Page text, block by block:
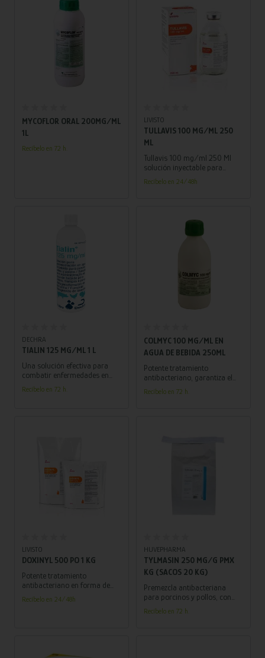
MYCOFLOR ORAL 200MG/ML
1L
Recíbelo en 72 h.
LIVISTO
TULLAVIS 100 MG/ML 250
ML
Tullavis 100 mg/ml 250 Ml
solución inyectable para
bovino, porcino y ovino.
Recíbelo en 24/48h
DECHRA
TIALIN 125 MG/ML 1 L
Una solución efectiva para
combatir enfermedades en
porcinos, pollos y pavos,
incluyendo disentería,
Recíbelo en 72 h.
COLMYC 100 MG/ML EN
AGUA DE BEBIDA 250ML
Potente tratamiento
antibacteriano, garantiza el
bienestar de tus animales con
esta solución altamente
Recíbelo en 72 h.
LIVISTO
DOXINYL 500 PO 1 KG
Potente tratamiento
antibacteriano en forma de
polvo oral disuelto en agua,
especialmente formulado
Recíbelo en 24/48h
HUVEPHARMA
TYLMASIN 250 MG/G PMX
KG (SACOS 20 KG)
Premezcla antibacteriana
para porcinos y pollos, con
250 mg de Tilosina por
gramo. Eficaz contra diversas
Recíbelo en 72 h.